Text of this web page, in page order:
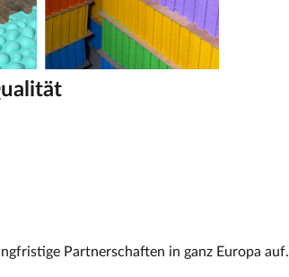
Partnerschaften in ganz Europa auf.